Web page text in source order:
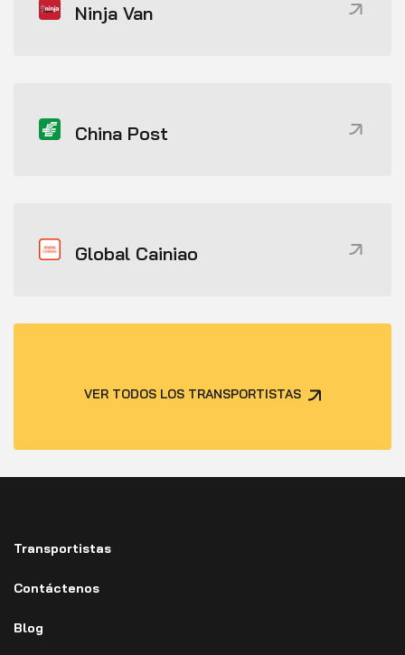
Ninja Van
China Post
Global Cainiao
VER TODOS LOS TRANSPORTISTAS
Transportistas
Contáctenos
Blog